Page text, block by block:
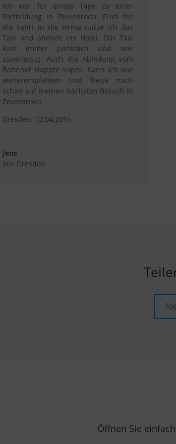
Ich war für einige Tage zu einer
Fortbildung in Zeulenroda. Früh für
die Fahrt in die Firma nutze ich das
Taxi und abends ins Hotel. Das Taxi
kam immer pünktlich und war
zuverlässig. Auch die Abholung vom
Bahnhof klappte super. Kann ich nur
weiterempfehlen und freue mich
schon auf meinen nächsten Besuch in
Zeulenroda.
Dresden, 12.04.2015
Jens
aus Dresden
Öffnen Sie